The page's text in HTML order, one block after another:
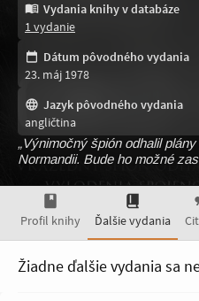
Vydania knihy v databáze
1 vydanie
Dátum pôvodného vydania
23. máj 1978
Jazyk pôvodného vydania
angličtina
„Výnimočný špión odhalil
Normandii. Bude ho možné
Profil knihy Ďalšie vydania
Žiadne ďalšie vydania sa